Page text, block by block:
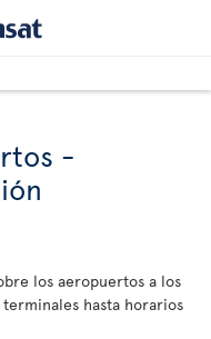
-
los aeropuertos a los
hasta horarios